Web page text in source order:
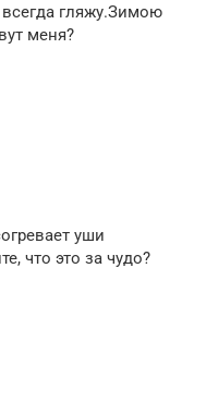
гляжу.Зимою
меня?
уши
что это за чудо?